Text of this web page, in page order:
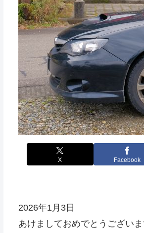
X Facebook
2026年1月3日
あけましておめでとうござい